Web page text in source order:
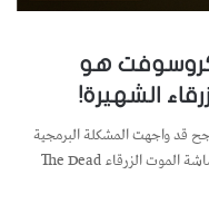
هو
الشهيرة!
قد واجهت المشكلة البرمجية
الأكثر شهرةً التي تعاني منها هذه الأنظمة، وهي “شاشة الموت الزرقاء The Dead